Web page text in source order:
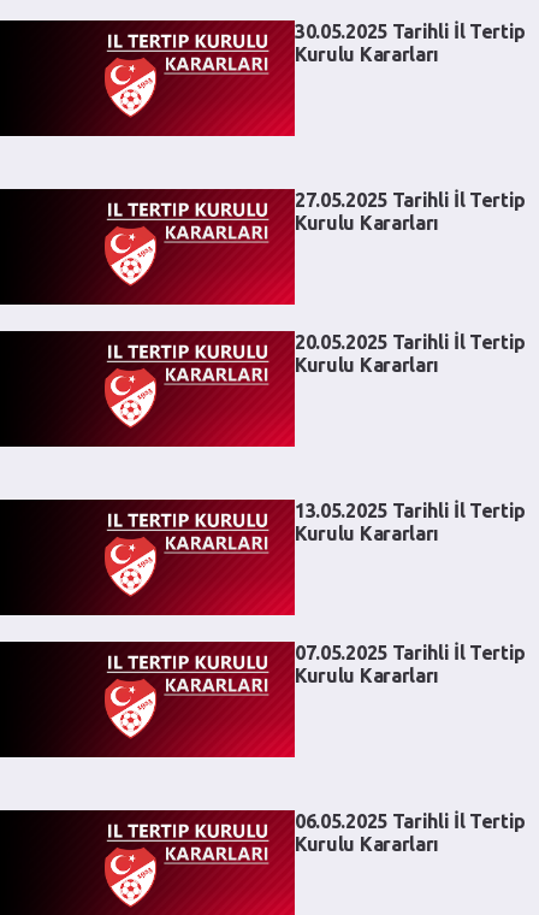
30.05.2025 Tarihli İl Tertip
Kurulu Kararları
27.05.2025 Tarihli İl Tertip
Kurulu Kararları
20.05.2025 Tarihli İl Tertip
Kurulu Kararları
13.05.2025 Tarihli İl Tertip
Kurulu Kararları
07.05.2025 Tarihli İl Tertip
Kurulu Kararları
06.05.2025 Tarihli İl Tertip
Kurulu Kararları